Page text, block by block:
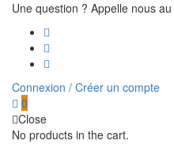
Une question ? Appelle nous au
Connexion / Créer un compte
0
Close
No products in the cart.